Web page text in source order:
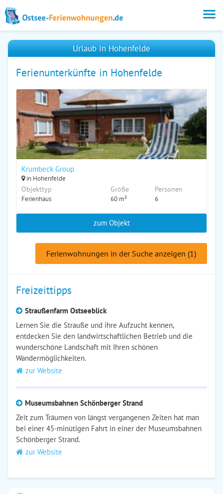
Urlaub in Hohenfelde
Ferienunterkünfte in Hohenfelde
Krumbeck Group
in Hohenfelde
Objekttyp
Ferienhaus
Größe
60 m²
Personen
6
zum Objekt
Ferienwohnungen in der Suche anzeigen (1)
Freizeittipps
Straußenfarm Ostseeblick
Lernen Sie die Strauße und ihre Aufzucht kennen,
entdecken Sie den landwirtschaftlichen Betrieb und die
wunderschöne Landschaft mit Ihren schönen
Wandermöglichkeiten.
zur Website
Museumsbahnen Schönberger Strand
Zeit zum Träumen von längst vergangenen Zeiten hat man
bei einer 45-minütigen Fahrt in einer der Museumsbahnen
Schönberger Strand.
zur Website